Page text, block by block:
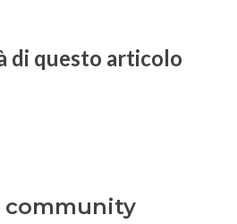
di questo articolo
community